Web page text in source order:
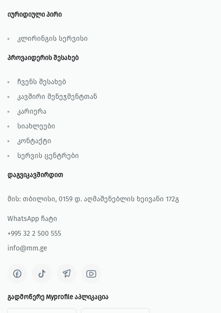
იურიდიული პირი
კლირინგის სერვისი
პროვაიდერის შესახებ
ჩვენს შესახებ
კავშირი მენეჯმენტთან
კარიერა
სიახლეები
კონტაქტი
სერვის ცენტრები
დაგვიკავშირდით
მის: თბილისი, 0159 დ. აღმაშენებლის ხეივანი 172გ
WhatsApp ჩატი
+995 32 2 500 555
info@mm.ge
გადმოწერე Myprofile აპლიკაცია